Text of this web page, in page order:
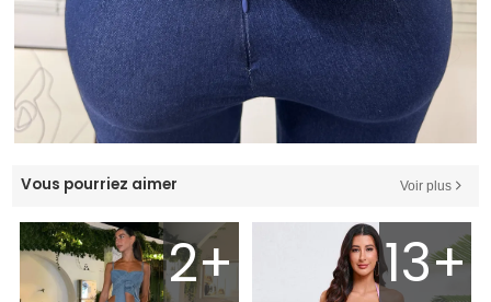
Vous pourriez aimer Voir plus
2+ 13+